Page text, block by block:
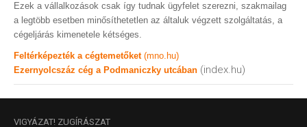
Ezek a vállalkozások csak így tudnak ügyfelet szerezni, szakmailag
a legtöbb esetben minősíthetetlen az általuk végzett szolgáltatás, a
cégeljárás kimenetele kétséges.
Feltérképezték a cégtemetőket (mno.hu)
Ezernyolcszáz cég a Podmaniczky utcában (index.hu)
VIGYÁZAT! ZUGÍRÁSZAT